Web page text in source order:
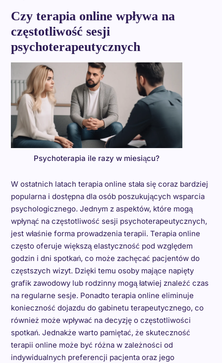
Czy terapia online wpływa na
częstotliwość sesji
psychoterapeutycznych
Psychoterapia ile razy w miesiącu?
W ostatnich latach terapia online stała się coraz bardziej
popularna i dostępna dla osób poszukujących wsparcia
psychologicznego. Jednym z aspektów, które mogą
wpłynąć na częstotliwość sesji psychoterapeutycznych,
jest właśnie forma prowadzenia terapii. Terapia online
często oferuje większą elastyczność pod względem
godzin i dni spotkań, co może zachęcać pacjentów do
częstszych wizyt. Dzięki temu osoby mające napięty
grafik zawodowy lub rodzinny mogą łatwiej znaleźć czas
na regularne sesje. Ponadto terapia online eliminuje
konieczność dojazdu do gabinetu terapeutycznego, co
również może wpływać na decyzję o częstotliwości
spotkań. Jednakże warto pamiętać, że skuteczność
terapii online może być różna w zależności od
indywidualnych preferencji pacjenta oraz jego